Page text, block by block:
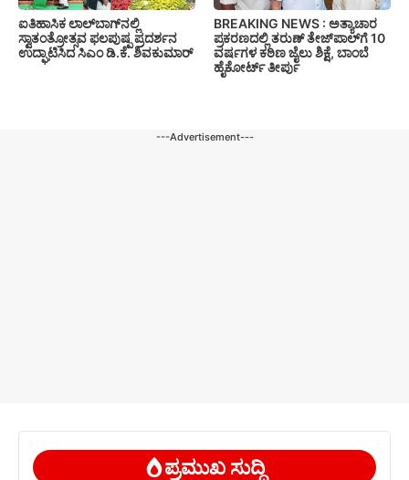
ಐತಿಹಾಸಿಕ ಲಾಲ್‌ಬಾಗ್‌ನಲ್ಲಿ
ಸ್ವಾತಂತ್ರೋತ್ಸವ ಫಲಪುಷ್ಪ ಪ್ರದರ್ಶನ
ಉದ್ಘಾಟಿಸಿದ ಸಿಎಂ ಡಿ.ಕೆ. ಶಿವಕುಮಾರ್
BREAKING NEWS : ಅತ್ಯಾಚಾರ
ಪ್ರಕರಣದಲ್ಲಿ ತರುಣ್ ತೇಜ್‌ಪಾಲ್‌ಗೆ 10
ವರ್ಷಗಳ ಕಠಿಣ ಜೈಲು ಶಿಕ್ಷೆ, ಬಾಂಬೆ
ಹೈಕೋರ್ಟ್ ತೀರ್ಪು
---Advertisement---
ಪ್ರಮುಖ ಸುದ್ದಿ